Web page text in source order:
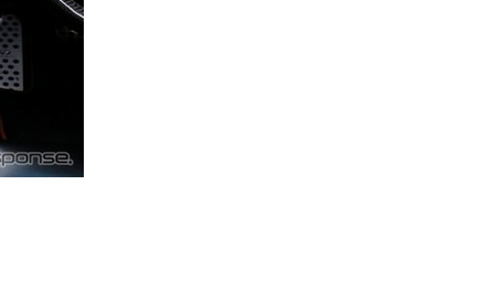
ーメーカー「旧車」関連プロジェクト